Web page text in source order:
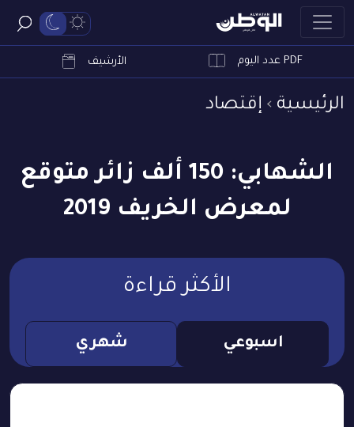
PDF عدد اليوم الأرشيف
الرئيسية إقتصاد
الشهابي: 150 ألف زائر متوقع
لمعرض الخريف 2019
الأكثر قراءة
اسبوعي شهري